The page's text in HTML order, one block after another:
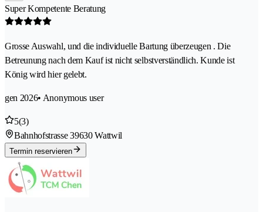
Super Kompetente Beratung
Grosse Auswahl, und die individuelle Bartung überzeugen . Die
Betreunung nach dem Kauf ist nicht selbstverständlich. Kunde ist
König wird hier gelebt.
gen 2026• Anonymous user
5(3)
Bahnhofstrasse 39630 Wattwil
Termin reservieren